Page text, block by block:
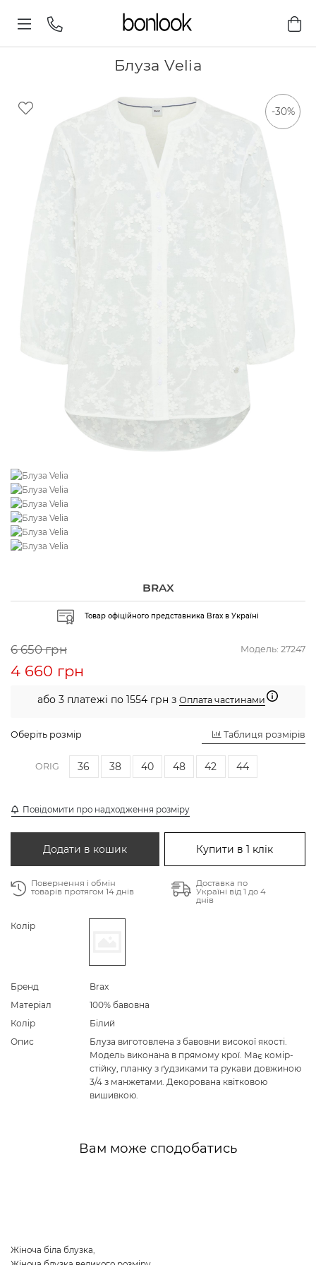
Блуза Velia
-30%
BRAX
Товар офіційного представника Brax в Україні
Модель: 27247
6 650 грн
4 660 грн
або 3 платежі по 1554 грн з Оплата частинами
Оберіть розмір Таблиця розмірів
ORIG 36 38 40 48 42 44
Повідомити про надходження розміру
Додати в кошик Купити в 1 клік
Повернення і обмін
товарів протягом 14 днів
Доставка по
Україні від 1 до 4
днів
Колір
Бренд
Brax
Матеріал
100% бавовна
Колір
Білий
Опис
Блуза виготовлена з бавовни високої якості.
Модель виконана в прямому крої. Має комір-
стійку, планку з ґудзиками та рукави довжиною
3/4 з манжетами. Декорована квітковою
вишивкою.
Вам може сподобатись
Жіноча біла блузка,